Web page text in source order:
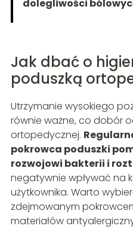
dolegliwości
Jak dbać o
poduszką
Utrzymanie wysokiego
równie ważne, co dobór
ortopedycznej.
pokrowca poduszki
rozwojowi bakterii i
negatywnie wpływać na
użytkownika. Warto
zdejmowanym
materiałów